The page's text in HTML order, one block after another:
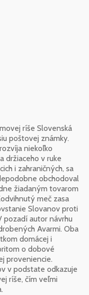
ríše Slovenská
poštovej známky.
niekoľko
držiaceho v ruke
i zahraničných, sa
obchodoval
žiadaným tovarom
meč zasa
Slovanov proti
pozadí autor návrhu
Avarmi. Oba
domácej i
o dobové
proveniencie.
v podstate odkazuje
ríše, čím veľmi